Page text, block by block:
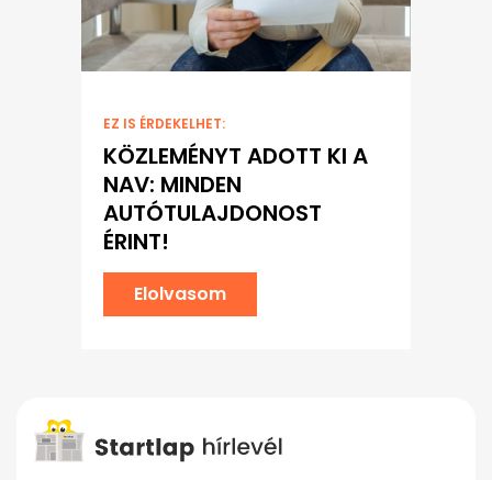
EZ IS ÉRDEKELHET:
KÖZLEMÉNYT ADOTT KI A
NAV: MINDEN
AUTÓTULAJDONOST
ÉRINT!
Elolvasom